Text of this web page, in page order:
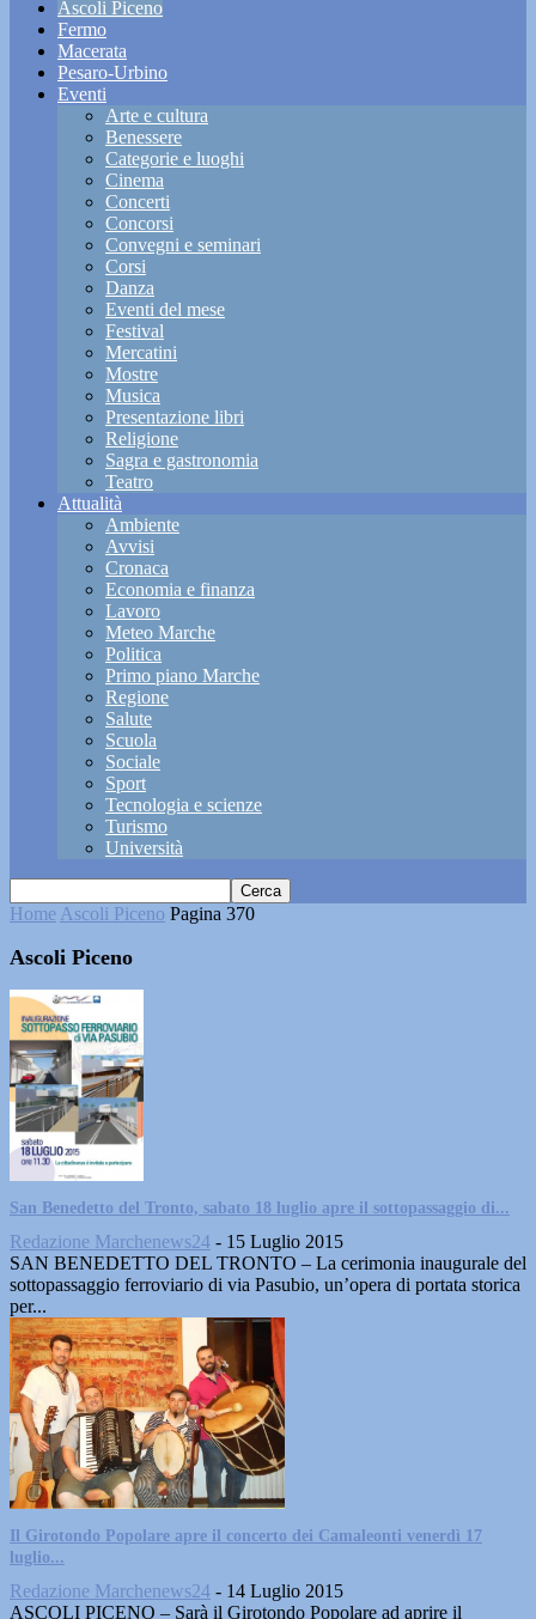
Ascoli Piceno
Fermo
Macerata
Pesaro-Urbino
Eventi
Arte e cultura
Benessere
Categorie e luoghi
Cinema
Concerti
Concorsi
Convegni e seminari
Corsi
Danza
Eventi del mese
Festival
Mercatini
Mostre
Musica
Presentazione libri
Religione
Sagra e gastronomia
Teatro
Attualità
Ambiente
Avvisi
Cronaca
Economia e finanza
Lavoro
Meteo Marche
Politica
Primo piano Marche
Regione
Salute
Scuola
Sociale
Sport
Tecnologia e scienze
Turismo
Università
Home Ascoli Piceno Pagina 370
Ascoli Piceno
San Benedetto del Tronto, sabato 18 luglio apre il sottopassaggio di...
Redazione Marchenews24 - 15 Luglio 2015
SAN BENEDETTO DEL TRONTO – La cerimonia inaugurale del
sottopassaggio ferroviario di via Pasubio, un’opera di portata storica
per...
Il Girotondo Popolare apre il concerto dei Camaleonti venerdì 17
luglio...
Redazione Marchenews24 - 14 Luglio 2015
ASCOLI PICENO – Sarà il Girotondo Popolare ad aprire il